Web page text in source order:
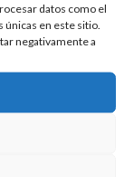
datos como el
en este sitio.
negativamente a